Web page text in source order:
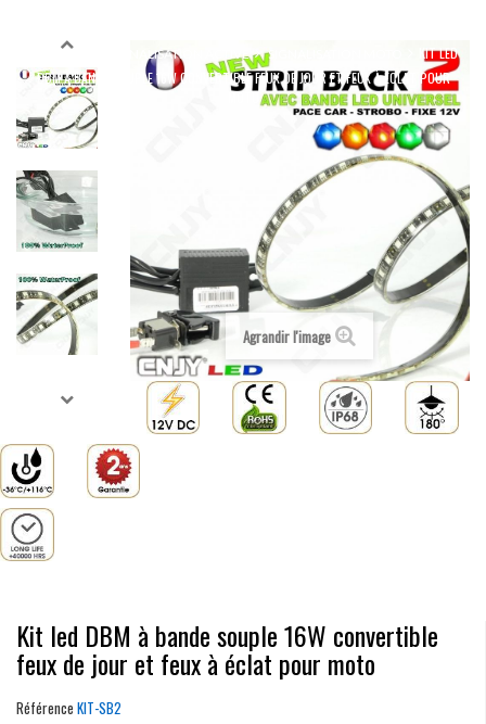
ACCUEIL SIGNALISATION ACTIVE SIGNALISATION MOTO
KIT LED
DBM À BANDE SOUPLE 16W CONVERTIBLE FEUX DE JOUR ET FEUX À ÉCLAT POUR
MOTO
Agrandir l'image
Kit led DBM à bande souple 16W convertible
feux de jour et feux à éclat pour moto
Référence KIT-SB2